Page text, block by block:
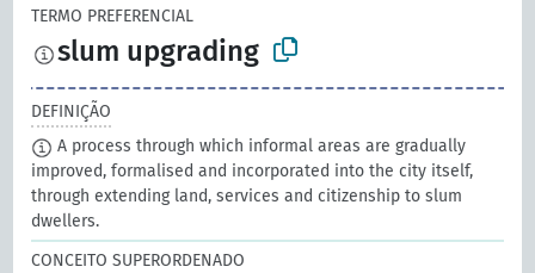
TERMO PREFERENCIAL
slum upgrading
DEFINIÇÃO
A process through which informal areas are gradually
improved, formalised and incorporated into the city itself,
through extending land, services and citizenship to slum
dwellers.
CONCEITO SUPERORDENADO